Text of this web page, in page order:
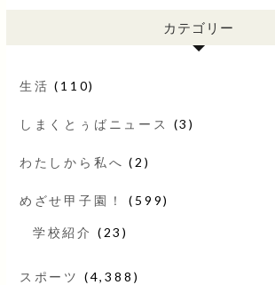
カテゴリー
生活 (110)
しまくとぅばニュース (3)
わたしから私へ (2)
めざせ甲子園！ (599)
学校紹介 (23)
スポーツ (4,388)